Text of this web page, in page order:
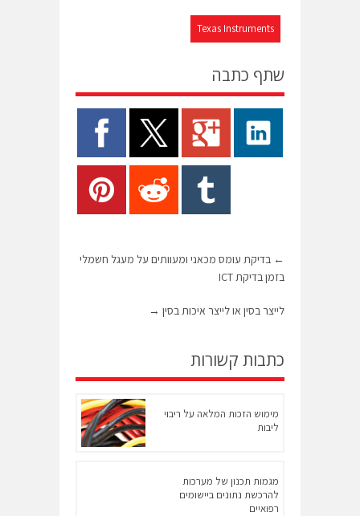
Texas Instruments
שתף כתבה
← בדיקת עומס מכאני ומעוותים על מעגל חשמלי
בזמן בדיקת ICT
לייצר בסין או לייצר איכות בסין →
כתבות קשורות
מימוש הזכות המלאה על ריבוי
ליבות
מגמות תכנון של מערכות
להרכשת נתונים ביישומים
רפואיים